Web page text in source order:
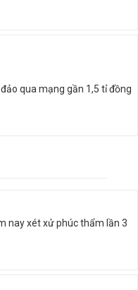
qua mạng gần 1,5 tỉ đồng
nay xét xử phúc thẩm lần 3